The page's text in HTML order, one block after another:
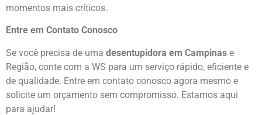
momentos mais críticos.
Entre em Contato Conosco
Se você precisa de uma desentupidora em Campinas e
Região, conte com a WS para um serviço rápido, eficiente e
de qualidade. Entre em contato conosco agora mesmo e
solicite um orçamento sem compromisso. Estamos aqui
para ajudar!